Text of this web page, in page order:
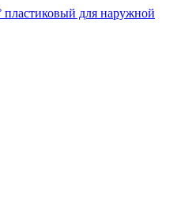
пластиковый для наружной